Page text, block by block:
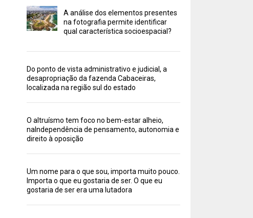
A análise dos elementos presentes
na fotografia permite identificar
qual característica socioespacial?
Do ponto de vista administrativo e judicial, a
desapropriação da fazenda Cabaceiras,
localizada na região sul do estado
O altruísmo tem foco no bem-estar alheio,
naIndependência de pensamento, autonomia e
direito à oposição
Um nome para o que sou, importa muito pouco.
Importa o que eu gostaria de ser. O que eu
gostaria de ser era uma lutadora